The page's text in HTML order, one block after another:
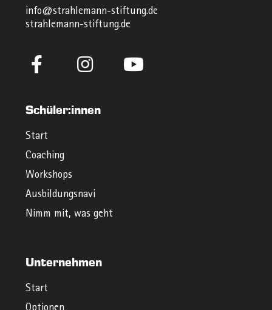
info@strahlemann-stiftung.de
strahlemann-stiftung.de
Schüler:innen
Start
Coaching
Workshops
Ausbildungsnavi
Nimm mit, was geht
Unternehmen
Start